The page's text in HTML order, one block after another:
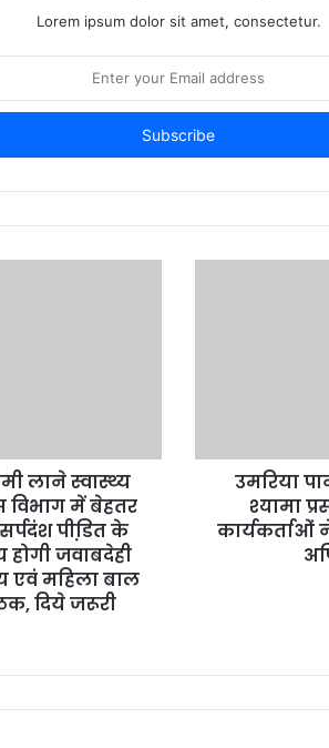
Lorem ipsum dolor sit amet, consectetur.
लाने स्‍वास्‍थ्‍य
विभाग में बेहतर
पीडि़त के
होगी जवाबदेही
एवं महिला बाल
दिये जरूरी
उमरिया
श्यामा
कार्यकर्ताओं